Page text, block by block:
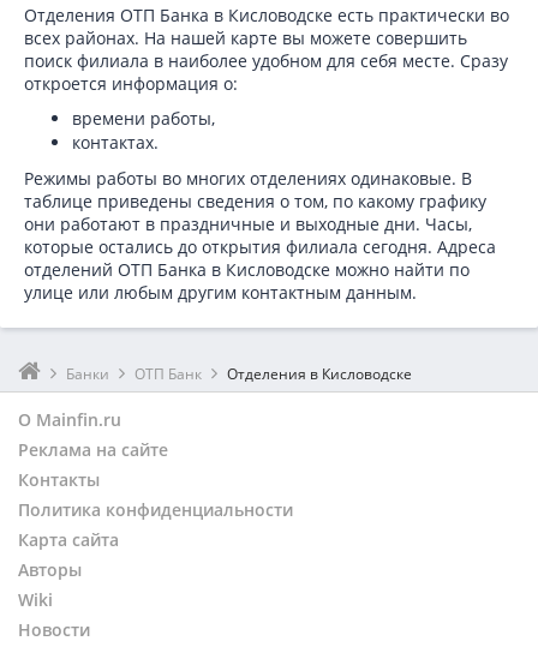
Отделения ОТП Банка в Кисловодске есть практически во
всех районах. На нашей карте вы можете совершить
поиск филиала в наиболее удобном для себя месте. Сразу
откроется информация о:
времени работы,
контактах.
Режимы работы во многих отделениях одинаковые. В
таблице приведены сведения о том, по какому графику
они работают в праздничные и выходные дни. Часы,
которые остались до открытия филиала сегодня. Адреса
отделений ОТП Банка в Кисловодске можно найти по
улице или любым другим контактным данным.
Банки ОТП Банк Отделения в Кисловодске
О Mainfin.ru
Реклама на сайте
Контакты
Политика конфиденциальности
Карта сайта
Авторы
Wiki
Новости